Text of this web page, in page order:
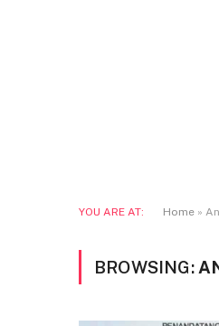
YOU ARE AT: Home »
BROWSING: